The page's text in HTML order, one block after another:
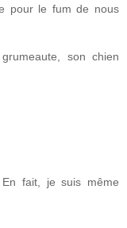
pour le fum de nous
son chien
fait, je suis même